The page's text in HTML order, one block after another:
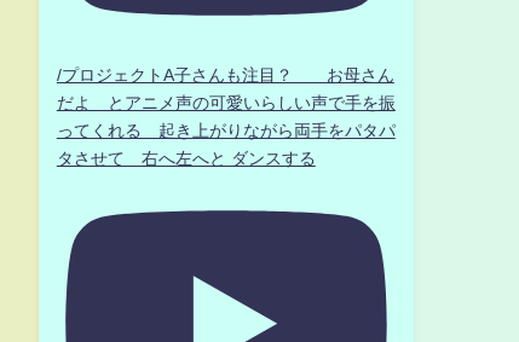
/プロジェクトA子さんも注目？ お母さん
だよ とアニメ声の可愛いらしい声で手を振
ってくれる 起き上がりながら両手をパタパ
タさせて 右へ左へと ダンスする